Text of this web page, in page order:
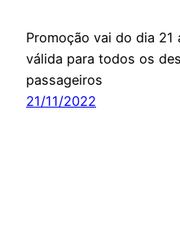
Promoção vai do dia
válida para todos os
passageiros
21/11/2022